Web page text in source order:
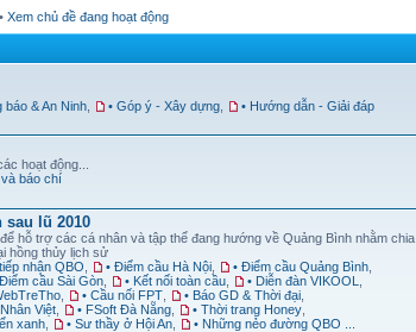
• Xem chủ đề đang hoạt động
báo & An Ninh • Góp ý - Xây dựng • Hướng dẫn - Giải đáp
hoạt động...
và báo chí
sau lũ 2010
hỗ trợ các cá nhân và tập thể đang hướng về Quảng Bình nhằm chia
hồng thủy lịch sử
nhận QBO • Điểm cầu Hà Nội • Điểm cầu Quảng Bình
cầu Sài Gòn • Kết nối toàn cầu • Diễn đàn VIKOOL
• Cầu nối FPT • Báo GD & Thời đại
Việt • FSoft Đà Nẵng • Thời trang Honey
xanh • Sư thầy ở Hội An • Những nẻo đường QBO ...